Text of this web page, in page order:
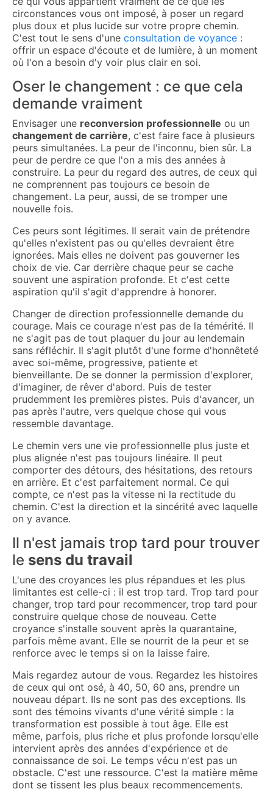
circonstances vous ont imposé, à poser un regard
plus doux et plus lucide sur votre propre chemin.
C'est tout le sens d'une consultation de voyance :
offrir un espace d'écoute et de lumière, à un moment
où l'on a besoin d'y voir plus clair en soi.
Oser le changement : ce que cela
demande vraiment
Envisager une reconversion professionnelle ou un
changement de carrière, c'est faire face à plusieurs
peurs simultanées. La peur de l'inconnu, bien sûr. La
peur de perdre ce que l'on a mis des années à
construire. La peur du regard des autres, de ceux qui
ne comprennent pas toujours ce besoin de
changement. La peur, aussi, de se tromper une
nouvelle fois.
Ces peurs sont légitimes. Il serait vain de prétendre
qu'elles n'existent pas ou qu'elles devraient être
ignorées. Mais elles ne doivent pas gouverner les
choix de vie. Car derrière chaque peur se cache
souvent une aspiration profonde. Et c'est cette
aspiration qu'il s'agit d'apprendre à honorer.
Changer de direction professionnelle demande du
courage. Mais ce courage n'est pas de la témérité. Il
ne s'agit pas de tout plaquer du jour au lendemain
sans réfléchir. Il s'agit plutôt d'une forme d'honnêteté
avec soi-même, progressive, patiente et
bienveillante. De se donner la permission d'explorer,
d'imaginer, de rêver d'abord. Puis de tester
prudemment les premières pistes. Puis d'avancer, un
pas après l'autre, vers quelque chose qui vous
ressemble davantage.
Le chemin vers une vie professionnelle plus juste et
plus alignée n'est pas toujours linéaire. Il peut
comporter des détours, des hésitations, des retours
en arrière. Et c'est parfaitement normal. Ce qui
compte, ce n'est pas la vitesse ni la rectitude du
chemin. C'est la direction et la sincérité avec laquelle
on y avance.
Il n'est jamais trop tard pour trouver
le sens du travail
L'une des croyances les plus répandues et les plus
limitantes est celle-ci : il est trop tard. Trop tard pour
changer, trop tard pour recommencer, trop tard pour
construire quelque chose de nouveau. Cette
croyance s'installe souvent après la quarantaine,
parfois même avant. Elle se nourrit de la peur et se
renforce avec le temps si on la laisse faire.
Mais regardez autour de vous. Regardez les histoires
de ceux qui ont osé, à 40, 50, 60 ans, prendre un
nouveau départ. Ils ne sont pas des exceptions. Ils
sont des témoins vivants d'une vérité simple : la
transformation est possible à tout âge. Elle est
même, parfois, plus riche et plus profonde lorsqu'elle
intervient après des années d'expérience et de
connaissance de soi. Le temps vécu n'est pas un
obstacle. C'est une ressource. C'est la matière même
dont se tissent les plus beaux recommencements.